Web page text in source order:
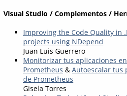
Visual Studio / Complementos /
Improving the Code Quality in
projects using NDepend
Juan Luis Guerrero
Monitorizar tus aplicaciones
Prometheus & Autoescalar tus
de Prometheus
Gisela Torres